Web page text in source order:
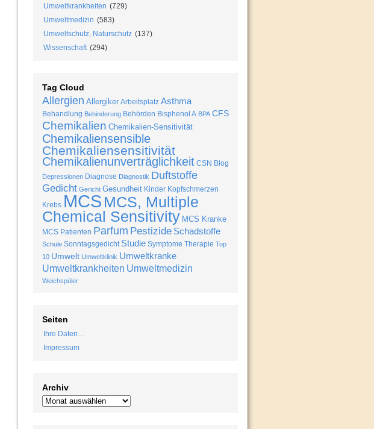
Umweltkrankheiten (729)
Umweltmedizin (583)
Umweltschutz, Naturschutz (137)
Wissenschaft (294)
Tag Cloud
Allergien Allergiker Arbeitsplatz Asthma
Behandlung Behinderung Behörden Bisphenol A BPA CFS
Chemikalien Chemikalien-Sensitivität
Chemikaliensensible
Chemikaliensensitivität
Chemikalienunverträglichkeit CSN Blog
Depressionen Diagnose Diagnostik Duftstoffe
Gedicht Gericht Gesundheit Kinder Kopfschmerzen
Krebs MCS MCS, Multiple
Chemical Sensitivity MCS Kranke
MCS Patienten Parfum Pestizide Schadstoffe
Schule Sonntagsgedicht Studie Symptome Therapie Top
10 Umwelt Umweltklinik Umweltkranke
Umweltkrankheiten Umweltmedizin
Weichspüler
Seiten
Ihre Daten…
Impressum
Archiv